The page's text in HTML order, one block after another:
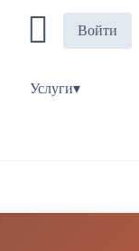
Войти
Услуги▾